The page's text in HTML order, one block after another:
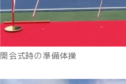
開会式時の準備体操